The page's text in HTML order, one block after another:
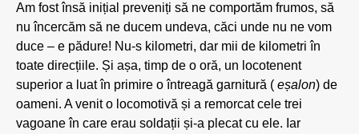
Am fost însă inițial preveniți să ne comportăm frumos, să
nu încercăm să ne ducem undeva, căci unde nu ne vom
duce – e pădure! Nu-s kilometri, dar mii de kilometri în
toate direcțiile. Și așa, timp de o oră, un locotenent
superior a luat în primire o întreagă garnitură ( eșalon) de
oameni. A venit o locomotivă și a remorcat cele trei
vagoane în care erau soldații și-a plecat cu ele. Iar